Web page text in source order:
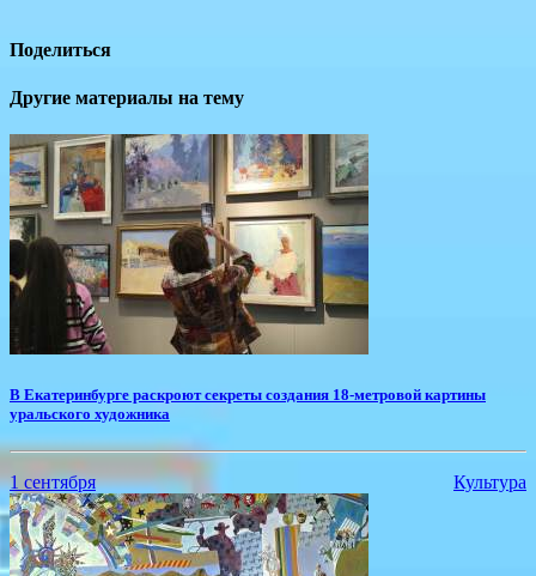
Поделиться
Другие материалы на тему
В Екатеринбурге раскроют секреты создания 18-метровой картины
уральского художника
1 сентября Культура